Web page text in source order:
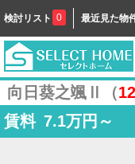
検討リスト 0 最近見た物
向日葵之颯Ⅱ（12
賃料 7.1万円～